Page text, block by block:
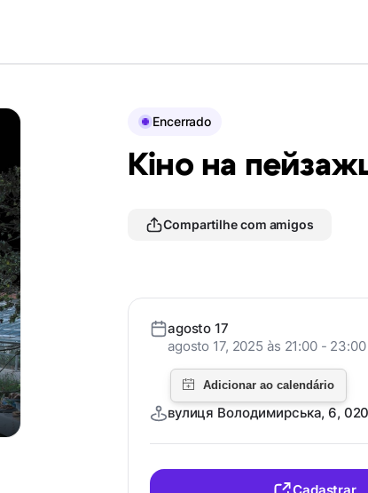
Encerrado
Кіно на
Compartilhe com amigos
agosto 17
agosto 17, 2025 às 21:00 -
вулиця Володимирська, 6,